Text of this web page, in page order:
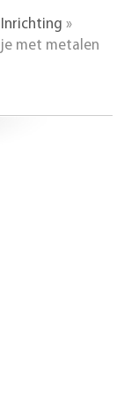
Inrichting »
met metalen